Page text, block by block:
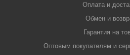
Оплата и
Обмен и
Гарантия на
Оптовым покупателям и